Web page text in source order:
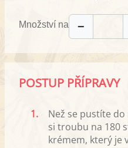
Množství na −
POSTUP PŘÍPRAVY
1.
Než se pustíte
si troubu na 180
krémem, který je